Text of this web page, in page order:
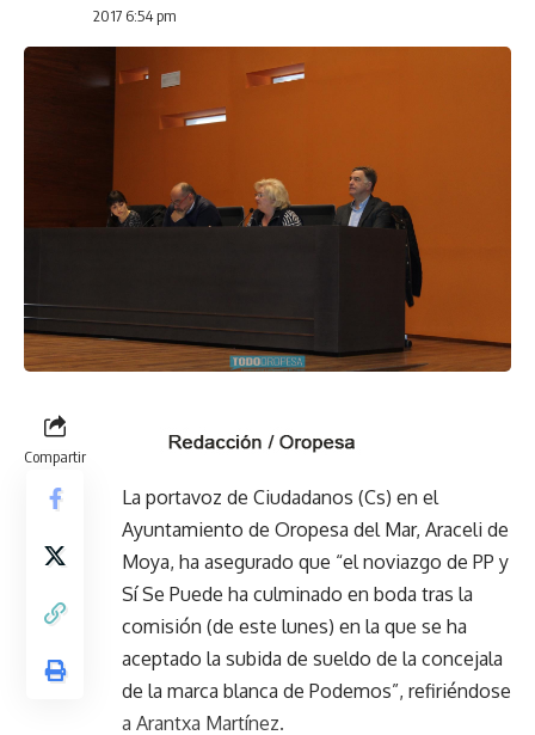
2017 6:54 pm
Compartir
La portavoz de Ciudadanos (Cs) en el
Ayuntamiento de Oropesa del Mar, Araceli de
Moya, ha asegurado que “el noviazgo de PP y
Sí Se Puede ha culminado en boda tras la
comisión (de este lunes) en la que se ha
aceptado la subida de sueldo de la concejala
de la marca blanca de Podemos”, refiriéndose
a Arantxa Martínez.